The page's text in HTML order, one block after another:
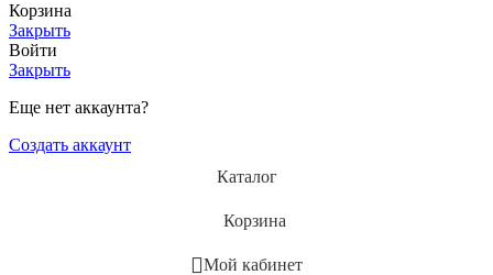
Корзина
Закрыть
Войти
Закрыть
Еще нет аккаунта?
Создать аккаунт
Каталог
Корзина
Мой кабинет